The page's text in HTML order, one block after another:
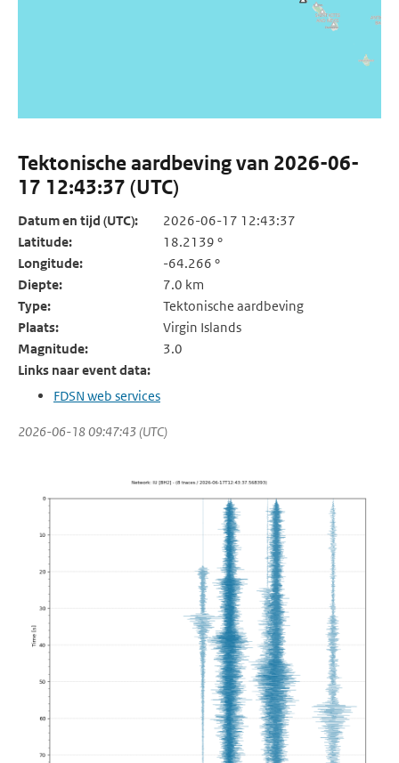
Tektonische aardbeving van 2026-06-
17 12:43:37 (UTC)
Datum en tijd (UTC):
2026-06-17 12:43:37
Latitude:
18.2139 °
Longitude:
-64.266 °
Diepte:
7.0 km
Type:
Tektonische aardbeving
Plaats:
Virgin Islands
Magnitude:
3.0
Links naar event data:
FDSN web services
2026-06-18 09:47:43 (UTC)